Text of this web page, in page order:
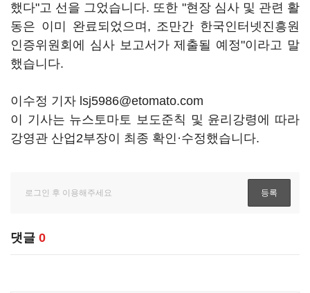
했다"고 선을 그었습니다. 또한 "현장 심사 및 관련 활
동은 이미 완료되었으며, 조만간 한국인터넷진흥원
인증위원회에 심사 보고서가 제출될 예정"이라고 말
했습니다.
이수정 기자 lsj5986@etomato.com
이 기사는 뉴스토마토 보도준칙 및 윤리강령에 따라
강영관 산업2부장이 최종 확인·수정했습니다.
댓글 0